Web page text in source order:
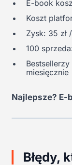
E-book
Koszt
Zysk: 35 zł
100
miesięcznie
Najlepsze? E-
Błędy,